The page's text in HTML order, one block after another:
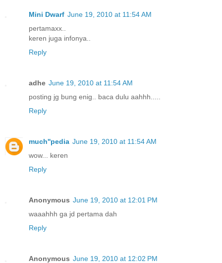
Mini Dwarf June 19, 2010 at 11:54 AM
pertamaxx..
keren juga infonya..
Reply
adhe June 19, 2010 at 11:54 AM
posting jg bung enig.. baca dulu aahhh.....
Reply
much''pedia June 19, 2010 at 11:54 AM
wow... keren
Reply
Anonymous June 19, 2010 at 12:01 PM
waaahhh ga jd pertama dah
Reply
Anonymous June 19, 2010 at 12:02 PM